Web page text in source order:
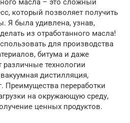
масла – это сложный
который позволяет получить
Я была удивлена, узнав,
из отработанного масла!
для производства
битума и даже
технологии
дистилляция,
Преимущества переработки
на окружающую среду,
ценных продуктов.